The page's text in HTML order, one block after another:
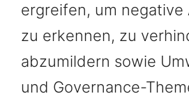
ergreifen, um negative
zu erkennen, zu
abzumildern sowie
und Governance-